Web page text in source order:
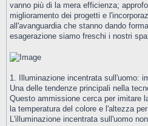
vanno più di la mera efficienza;
miglioramento dei progetti e
all'avanguardia che stanno dando
esagerazione siamo freschi i nostri
1. Illuminazione incentrata sull'uomo:
Una delle tendenze principali nella
Questo ammissione cerca per imitare
la temperatura del colore e l'altezza
L'illuminazione incentrata sull'uomo